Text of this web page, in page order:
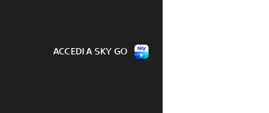
ACCEDI A SKY GO